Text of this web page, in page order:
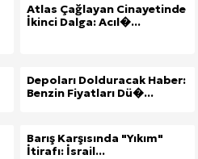
Atlas Çağlayan Cinayetinde
İkinci Dalga: Acıl�...
Depoları Dolduracak Haber:
Benzin Fiyatları Dü�...
Barış Karşısında "Yıkım"
İtirafı: İsrail...